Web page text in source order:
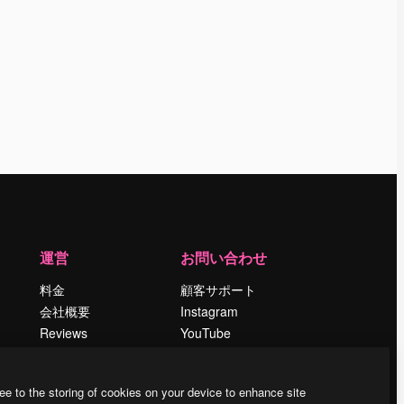
運営
料金
会社概要
Reviews
ブログ
お問い合わせ
顧客サポート
Instagram
YouTube
Discord
to the storing of cookies on your device to enhance site